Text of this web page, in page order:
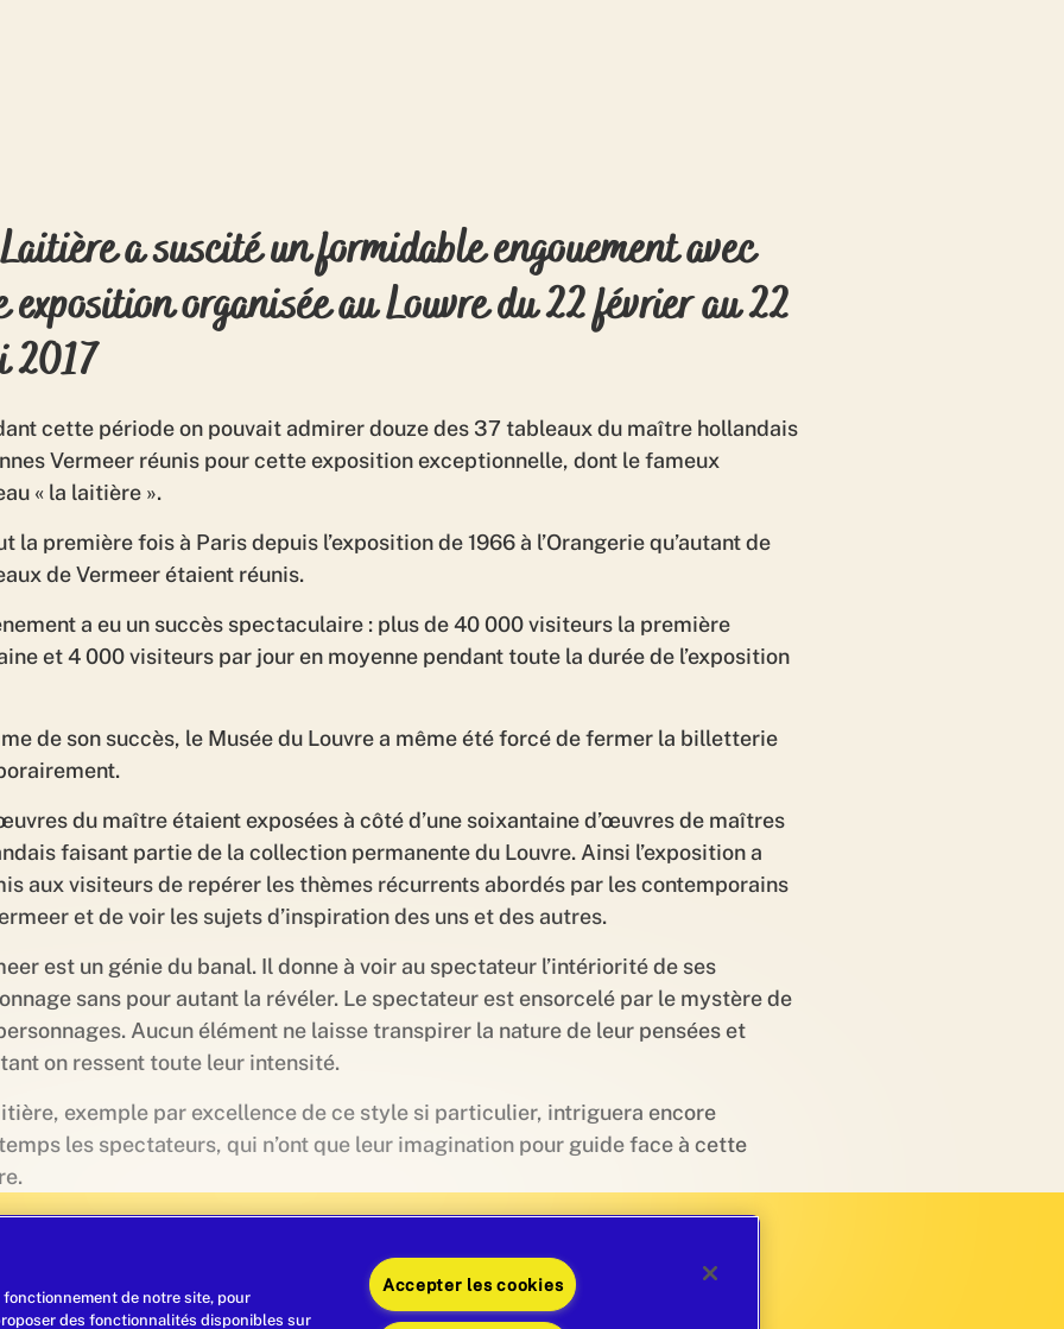
a suscité un formidable engouement avec
exposition organisée au Louvre du 22 février au 22
2017
cette période on pouvait admirer douze des 37 tableaux du maître hollandais
Vermeer réunis pour cette exposition exceptionnelle, dont le fameux
« la laitière ».
la première fois à Paris depuis l’exposition de 1966 à l’Orangerie qu’autant de
de Vermeer étaient réunis.
a eu un succès spectaculaire : plus de 40 000 visiteurs la première
et 4 000 visiteurs par jour en moyenne pendant toute la durée de l’exposition
de son succès, le Musée du Louvre a même été forcé de fermer la billetterie
du maître étaient exposées à côté d’une soixantaine d’œuvres de maîtres
faisant partie de la collection permanente du Louvre. Ainsi l’exposition a
aux visiteurs de repérer les thèmes récurrents abordés par les contemporains
et de voir les sujets d’inspiration des uns et des autres.
est un génie du banal. Il donne à voir au spectateur l’intériorité de ses
sans pour autant la révéler. Le spectateur est ensorcelé par le mystère de
Aucun élément ne laisse transpirer la nature de leur pensées et
on ressent toute leur intensité.
exemple par excellence de ce style si particulier, intriguera encore
les spectateurs, qui n’ont que leur imagination pour guide face à cette
Yaourts Notre Chocolat Belge
de notre site, pour
des fonctionnalités disponibles sur
Accepter les cookies